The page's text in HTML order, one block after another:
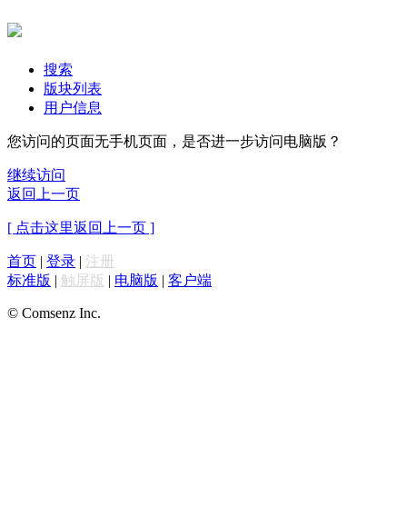
搜索
版块列表
用户信息
您访问的页面无手机页面，是否进一步访问电脑版？
继续访问
返回上一页
[ 点击这里返回上一页 ]
首页 | 登录 | 注册
标准版 | 触屏版 | 电脑版 | 客户端
© Comsenz Inc.